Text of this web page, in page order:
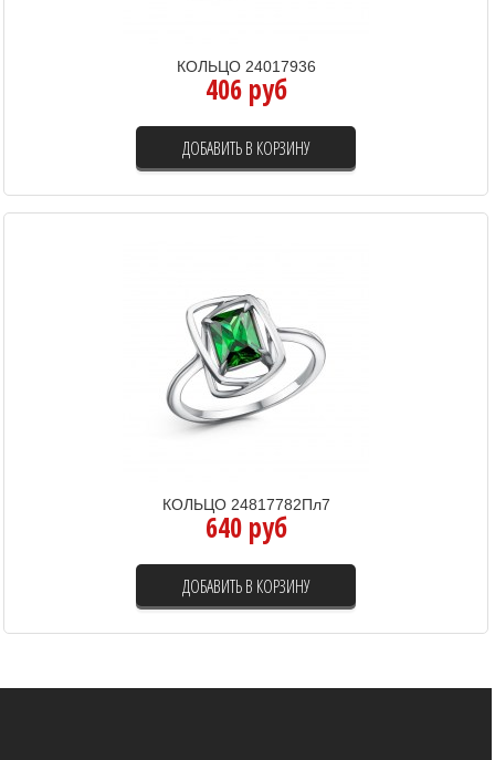
КОЛЬЦО 24017936
406 руб
ДОБАВИТЬ В КОРЗИНУ
КОЛЬЦО 24817782Пл7
640 руб
ДОБАВИТЬ В КОРЗИНУ